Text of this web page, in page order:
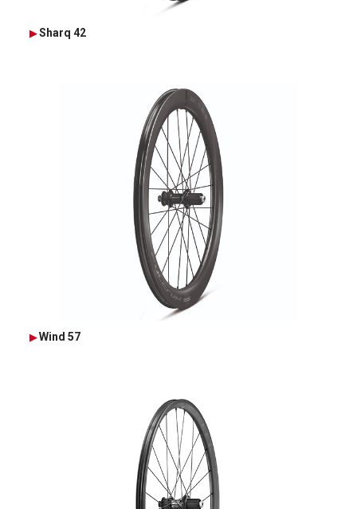
Sharq 42
Wind 57